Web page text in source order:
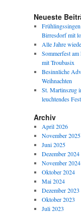
Neueste
Birresdorf mit
Alle Jahre
Sommerfest
mit Troubasix
Besinnliche
Weihnachten
St. Martinszug
leuchtendes
Archiv
April 2026
November 2025
Juni 2025
Dezember 2024
November 2024
Oktober 2024
Mai 2024
Dezember 2023
Oktober 2023
Juli 2023